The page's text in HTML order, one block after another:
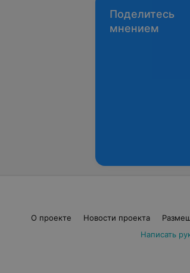
Поделитесь
мнением
О проекте Новости проекта
Написать